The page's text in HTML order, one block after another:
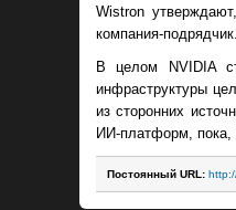
Wistron
компания-подрядчик.
В целом NVIDIA
инфраструктуры
из сторонних
ИИ-платформ, пока,
Постоянный URL: